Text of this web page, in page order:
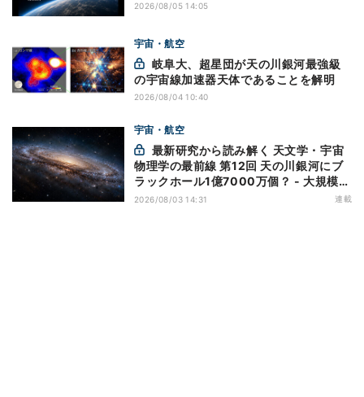
2026/08/05 14:05
宇宙・航空
の宇宙線加速器天体であることを解明
2026/08/04 10:40
宇宙・航空
物理学の最前線 第12回 天の川銀河にブ
ラックホール1億7000万個？ - 大規模計
算が描くその分布
2026/08/03 14:31 連載